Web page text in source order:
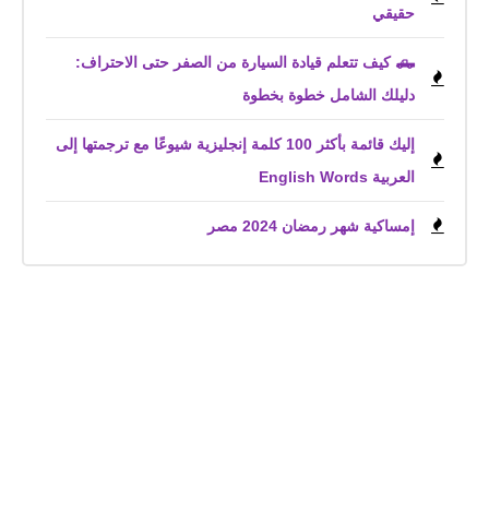
حقيقي
🛻 كيف تتعلم قيادة السيارة من الصفر حتى الاحتراف:
دليلك الشامل خطوة بخطوة
إليك قائمة بأكثر 100 كلمة إنجليزية شيوعًا مع ترجمتها إلى
العربية English Words
إمساكية شهر رمضان 2024 مصر